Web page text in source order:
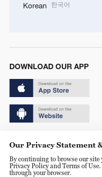
Korean 한국어
DOWNLOAD OUR APP
京ICP备20000184号
京公网安备
Our Privacy Statement
By continuing to browse our site
Privacy Policy and Terms of
through your browser.